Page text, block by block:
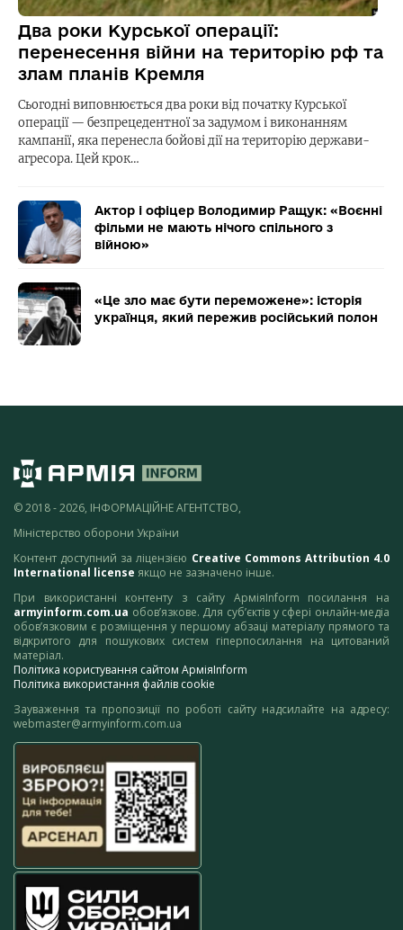
Два роки Курської операції:
перенесення війни на територію рф та
злам планів Кремля
Сьогодні виповнюється два роки від початку Курської
операції — безпрецедентної за задумом і виконанням
кампанії, яка перенесла бойові дії на територію держави-
агресора. Цей крок…
Актор і офіцер Володимир Ращук: «Воєнні
фільми не мають нічого спільного з
війною»
«Це зло має бути переможене»: історія
українця, який пережив російський полон
© 2018 - 2026, ІНФОРМАЦІЙНЕ АГЕНТСТВО,
Міністерство оборони України
Контент доступний за ліцензією Creative Commons Attribution 4.0
International license якщо не зазначено інше.
При використанні контенту з сайту АрміяInform посилання на
armyinform.com.ua обов’язкове. Для суб’єктів у сфері онлайн-медіа
обов’язковим є розміщення у першому абзаці матеріалу прямого та
відкритого для пошукових систем гіперпосилання на цитований
матеріал.
Політика користування сайтом АрміяInform
Політика використання файлів cookie
Зауваження та пропозиції по роботі сайту надсилайте на адресу:
webmaster@armyinform.com.ua